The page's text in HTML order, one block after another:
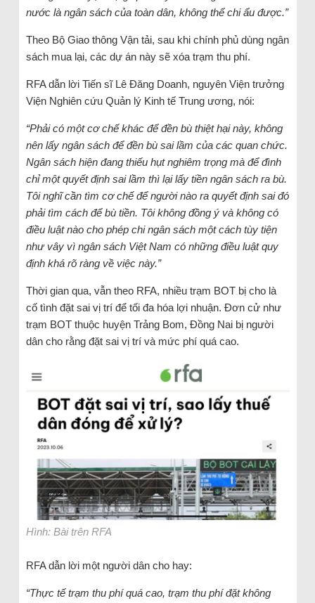
nước là ngân sách của toàn dân, không thể chi ẩu được.”
Theo Bộ Giao thông Vận tải, sau khi chính phủ dùng ngân
sách mua lại, các dự án này sẽ xóa trạm thu phí.
RFA dẫn lời Tiến sĩ Lê Đăng Doanh, nguyên Viện trưởng
Viện Nghiên cứu Quản lý Kinh tế Trung ương, nói:
“Phải có một cơ chế khác để đền bù thiệt hại này, không
nên lấy ngân sách để đền bù sai lầm của các quan chức.
Ngân sách hiện đang thiếu hụt nghiêm trọng mà để đình
chỉ một quyết định sai lầm thì lại lấy tiền ngân sách ra bù.
Tôi nghĩ cần tìm cơ chế để người nào ra quyết định sai đó
phải tìm cách để bù tiền. Tôi không đồng ý và không có
điều luật nào cho phép chi ngân sách một cách tùy tiện
như vây vì ngân sách Việt Nam có những điều luật quy
định khá rõ ràng về việc này.”
Thời gian qua, vẫn theo RFA, nhiều trạm BOT bị cho là
cố tình đặt sai vị trí để tối đa hóa lợi nhuận. Đơn cử như
trạm BOT thuộc huyện Trảng Bom, Đồng Nai bị người
dân cho rằng đặt sai vị trí và mức phí quá cao.
Hình: Bài trên RFA
RFA dẫn lời một người dân cho hay:
“Thực tế trạm thu phí quá cao, trạm thu phí đặt không